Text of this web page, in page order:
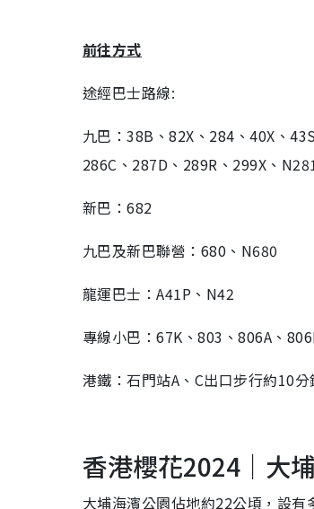
前往方式
途經巴士路線:
九巴：38B、82X、284、40X、
286C、287D、289R、299X、
新巴：682
九巴及新巴聯營：680、N680
龍運巴士：A41P、N42
專線小巴：67K、803、806A、
港鐵：石門站A、C出口步行約10分
香港櫻花2024｜大
大埔海濱公園佔地約22公頃，設